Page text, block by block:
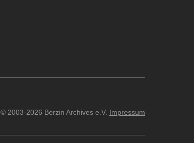
© 2003-2026 Berzin Archives e.V. Impressum